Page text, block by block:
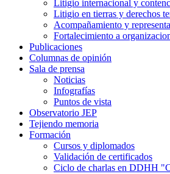
Litigio internacional y
Litigio en tierras y derechos
Acompañamiento y
Fortalecimiento a
Publicaciones
Columnas de opinión
Sala de prensa
Noticias
Infografías
Puntos de vista
Observatorio JEP
Tejiendo memoria
Formación
Cursos y diplomados
Validación de certificados
Ciclo de charlas en DDHH